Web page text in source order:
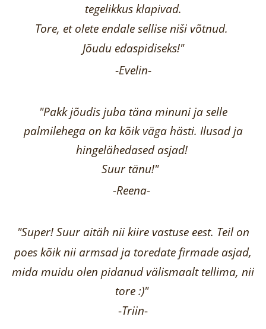
tegelikkus klapivad.
Tore, et olete endale sellise niši võtnud.
Jõudu edaspidiseks!"
-Evelin-
"Pakk jõudis juba täna minuni ja selle
palmilehega on ka kõik väga hästi. Ilusad ja
hingelähedased asjad!
Suur tänu!"
-Reena-
"Super! Suur aitäh nii kiire vastuse eest. Teil on
poes kõik nii armsad ja toredate firmade asjad,
mida muidu olen pidanud välismaalt tellima, nii
tore :)"
-Triin-